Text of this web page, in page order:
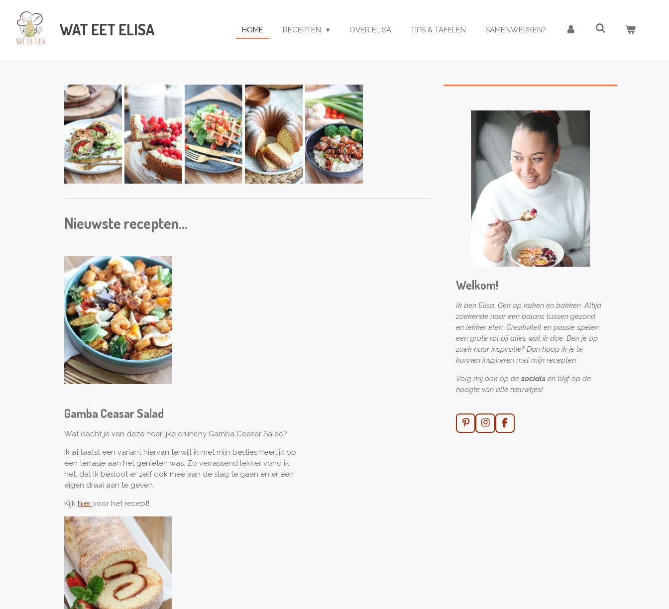
direct
WAT EET ELISA HOME RECEPTEN OVER ELISA TIPS & TAFELEN SAMENWERKEN?
Nieuwste recepten...
Gamba Ceasar Salad
Wat dacht je van deze heerlijke crunchy Gamba Ceasar Salad?
Ik at laatst een variant hiervan terwijl ik met mijn besties heerlijk op
een terrasje aan het genieten was. Zo verrassend lekker vond ik
het, dat ik besloot er zelf ook mee aan de slag te gaan en er een
eigen draai aan te geven.
Kijk hier voor het recept!.
Welkom!
Ik ben Elisa. Gek op koken en bakken. Altijd
zoekende naar een balans tussen gezond
en lekker eten. Creativiteit en passie spelen
een grote rol bij alles wat ik doe. Ben je op
zoek naar inspiratie? Dan hoop ik je te
kunnen inspireren met mijn recepten.
Volg mij ook op de socials en blijf op de
hoogte van alle nieuwtjes!
P
i
I
n
F
a